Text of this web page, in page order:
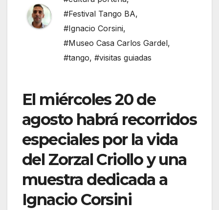
#Festival Tango BA,
#Ignacio Corsini,
#Museo Casa Carlos Gardel,
#tango, #visitas guiadas
El miércoles 20 de
agosto habrá recorridos
especiales por la vida
del Zorzal Criollo y una
muestra dedicada a
Ignacio Corsini